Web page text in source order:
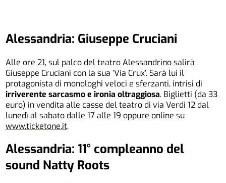
Alessandria: Giuseppe Cruciani
Alle ore 21, sul palco del teatro Alessandrino salirà
Giuseppe Cruciani con la sua ‘Via Crux’. Sarà lui il
protagonista di monologhi veloci e sferzanti, intrisi di
irriverente sarcasmo e ironia oltraggiosa. Biglietti (da 33
euro) in vendita alle casse del teatro di via Verdi 12 dal
lunedì al sabato dalle 17 alle 19 oppure online su
www.ticketone.it.
Alessandria: 11° compleanno del
sound Natty Roots